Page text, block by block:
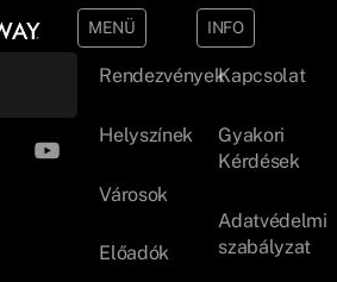
MENÜ
Rendezvények
Helyszínek
Városok
Előadók
INFO
Kapcsolat
Gyakori
Kérdések
Adatvédelmi
szabályzat